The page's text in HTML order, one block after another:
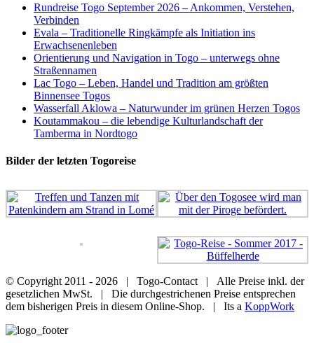
Rundreise Togo September 2026 – Ankommen, Verstehen,
Verbinden
Evala – Traditionelle Ringkämpfe als Initiation ins
Erwachsenenleben
Orientierung und Navigation in Togo – unterwegs ohne
Straßennamen
Lac Togo – Leben, Handel und Tradition am größten
Binnensee Togos
Wasserfall Aklowa – Naturwunder im grünen Herzen Togos
Koutammakou – die lebendige Kulturlandschaft der
Tamberma in Nordtogo
Bilder der letzten Togoreise
© Copyright 2011 - 2026 | Togo-Contact | Alle Preise inkl. der
gesetzlichen MwSt. | Die durchgestrichenen Preise entsprechen
dem bisherigen Preis in diesem Online-Shop. | Its a KoppWork